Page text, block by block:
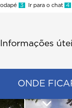
3 Ir para o chat 4
Informações
ONDE